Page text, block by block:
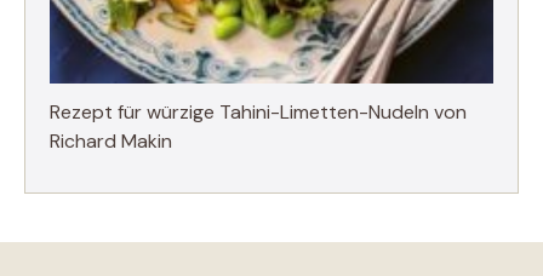
Rezept für würzige Tahini-Limetten-Nudeln von
Richard Makin